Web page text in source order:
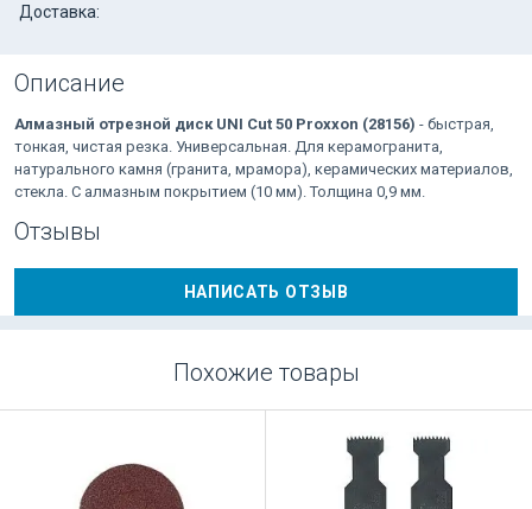
Доставка:
Описание
Алмазный отрезной диск UNI Cut 50 Proxxon (28156) - быстрая,
тонкая, чистая резка. Универсальная. Для керамогранита,
натурального камня (гранита, мрамора), керамических материалов,
стекла. С алмазным покрытием (10 мм). Толщина 0,9 мм.
Отзывы
НАПИСАТЬ ОТЗЫВ
Похожие товары